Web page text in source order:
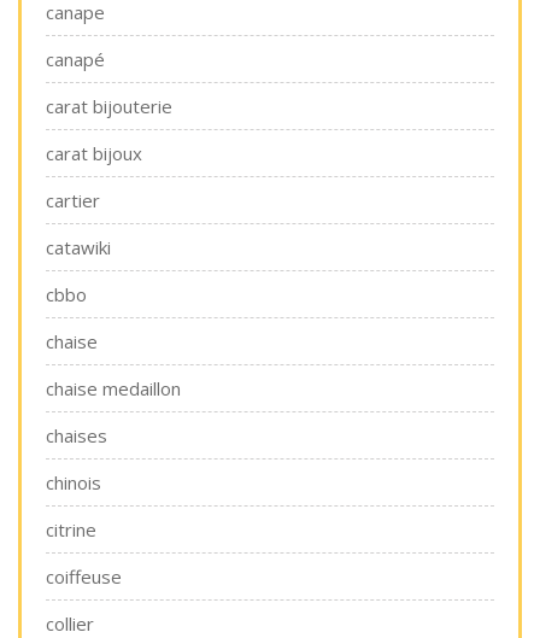
canape
canapé
carat bijouterie
carat bijoux
cartier
catawiki
cbbo
chaise
chaise medaillon
chaises
chinois
citrine
coiffeuse
collier